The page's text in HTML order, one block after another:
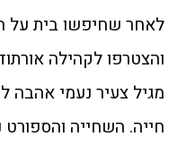
לאחר שחיפשו בית על
והצטרפו לקהילה
מגיל צעיר נעמי אהבה
חייה. השחייה